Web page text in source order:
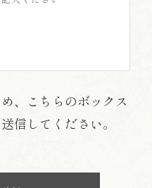
、こちらのボックス
信してください。